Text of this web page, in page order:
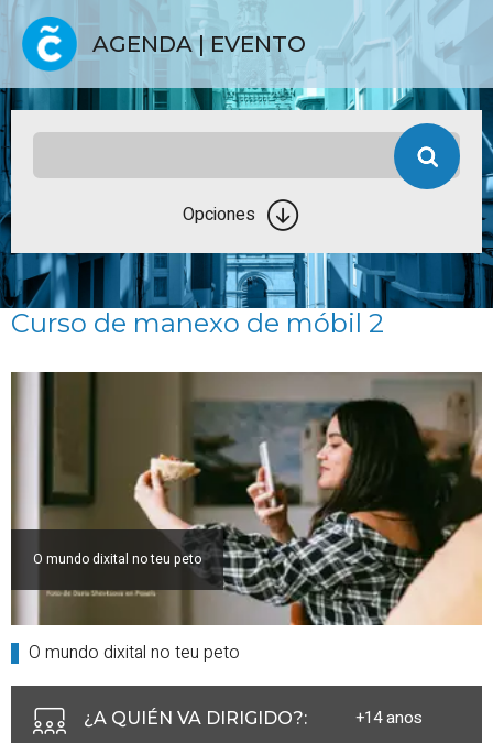
AGENDA | EVENTO
Opciones
Curso de manexo de móbil 2
O mundo dixital no teu peto
O mundo dixital no teu peto
¿A QUIÉN VA DIRIGIDO?: +14 anos